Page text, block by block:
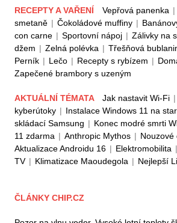
RECEPTY A VAŘENÍ Vepřová panenka |
smetaně | Čokoládové muffiny |
con carne | Sportovní nápoj | Zálivky na
džem | Zelná polévka | Třešňová
Perník | Lečo | Recepty s rybízem |
Zapečené brambory s uzeným
AKTUÁLNÍ TÉMATA Jak nastavit Wi-Fi |
kyberútoky | Instalace Windows 11 na
skládací Samsung | Konec modré smrti
11 zdarma | Anthropic Mythos |
Aktualizace Androidu 16 | Elektromobilita |
TV | Klimatizace Maoudegola | Nejlepší
ČLÁNKY CHIP.CZ